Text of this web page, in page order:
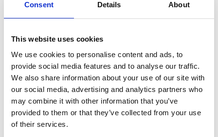
Consent Details About
This website uses cookies
We use cookies to personalise content and ads, to
provide social media features and to analyse our traffic.
We also share information about your use of our site with
our social media, advertising and analytics partners who
may combine it with other information that you’ve
provided to them or that they’ve collected from your use
of their services.
Inkvarteringsstatistik 2026
Här kan du ladda hem våra rapporter om
inkvarteringsstatistik månad för månad allteftersom
de uppdateras.
Inkvarteringrapporter 2026